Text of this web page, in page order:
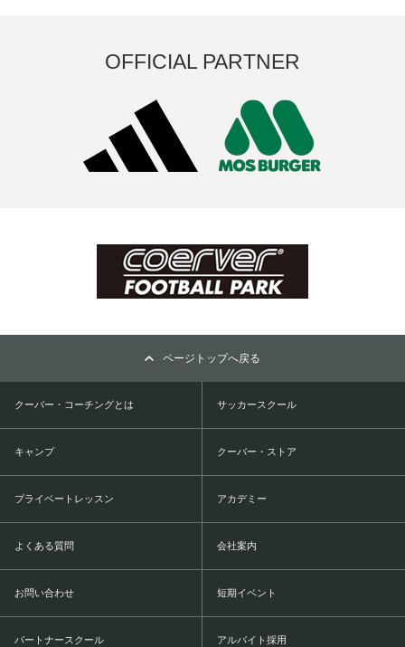
OFFICIAL PARTNER
ページトップへ戻る
クーバー・コーチングとは サッカースクール
キャンプ クーバー・ストア
プライベートレッスン アカデミー
よくある質問 会社案内
お問い合わせ 短期イベント
パートナースクール アルバイト採用